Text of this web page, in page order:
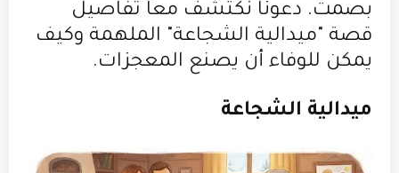
بصمت. دعونا نكتشف معاً تفاصيل
قصة "ميدالية الشجاعة" الملهمة وكيف
يمكن للوفاء أن يصنع المعجزات.
ميدالية الشجاعة